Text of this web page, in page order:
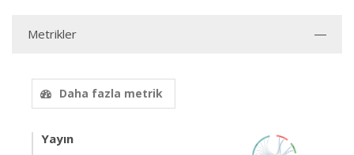
Metrikler
Daha fazla metrik
Yayın